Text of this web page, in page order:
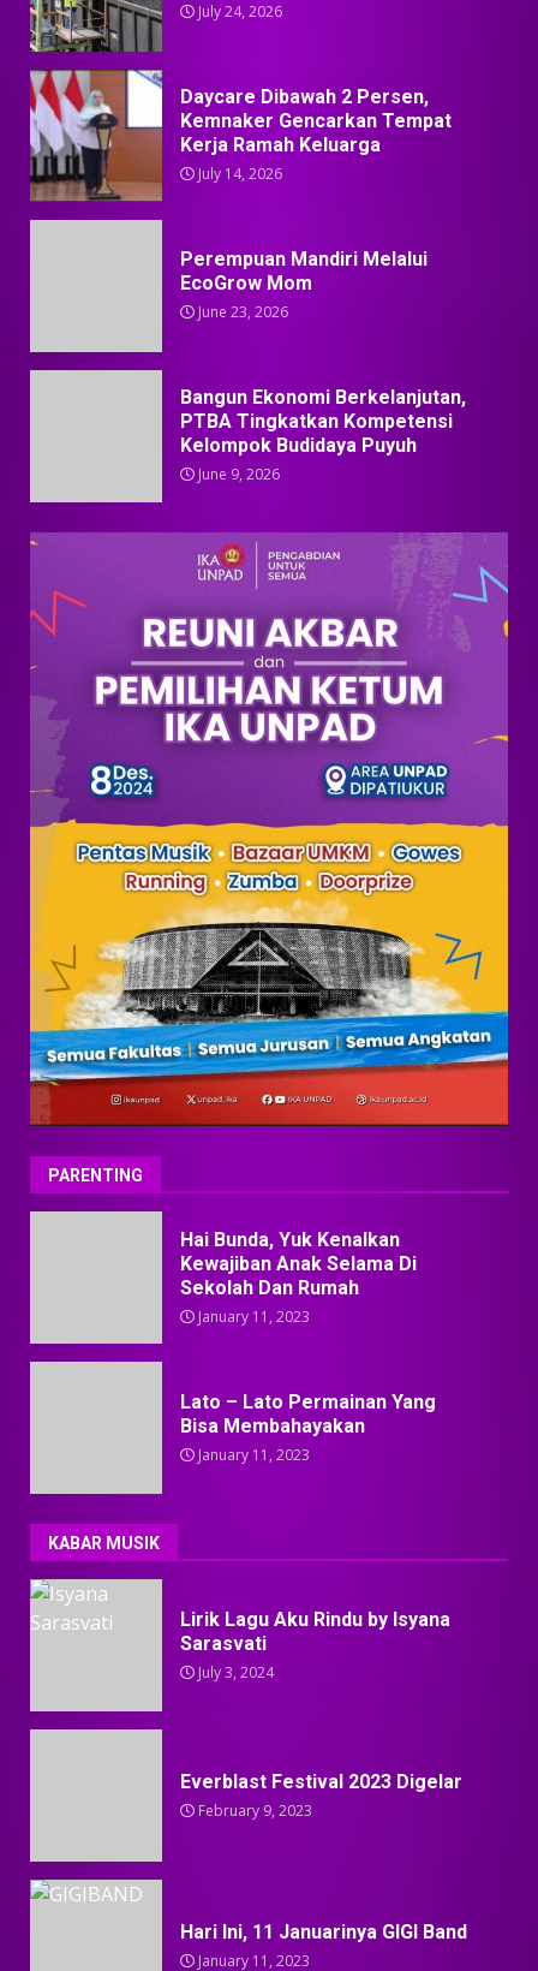
July 24, 2026
Daycare Dibawah 2 Persen,
Kemnaker Gencarkan Tempat
Kerja Ramah Keluarga
July 14, 2026
Perempuan Mandiri Melalui
EcoGrow Mom
June 23, 2026
Bangun Ekonomi Berkelanjutan,
PTBA Tingkatkan Kompetensi
Kelompok Budidaya Puyuh
June 9, 2026
PARENTING
Hai Bunda, Yuk Kenalkan
Kewajiban Anak Selama Di
Sekolah Dan Rumah
January 11, 2023
Lato – Lato Permainan Yang
Bisa Membahayakan
January 11, 2023
KABAR MUSIK
Lirik Lagu Aku Rindu by Isyana
Sarasvati
July 3, 2024
Everblast Festival 2023 Digelar
February 9, 2023
Hari Ini, 11 Januarinya GIGI Band
January 11, 2023